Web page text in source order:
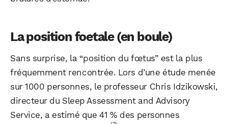
La position foetale (en boule)
Sans surprise, la “position du fœtus” est la plus
fréquemment rencontrée. Lors d’une étude menée
sur 1000 personnes, le professeur Chris Idzikowski,
directeur du Sleep Assessment and Advisory
Service, a estimé que 41 % des personnes